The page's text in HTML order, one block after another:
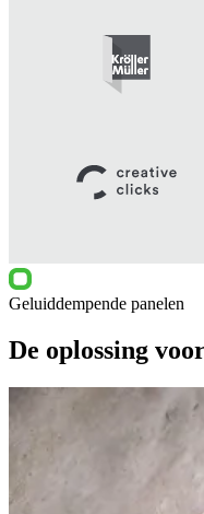
Geluiddempende panelen
De oplossing